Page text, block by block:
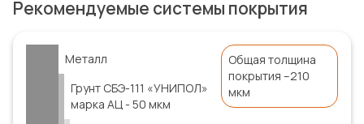
Рекомендуемые системы покрытия
Металл
Грунт СБЭ-111 «УНИПОЛ»
марка АЦ - 50 мкм
Общая толщина
покрытия –210
мкм